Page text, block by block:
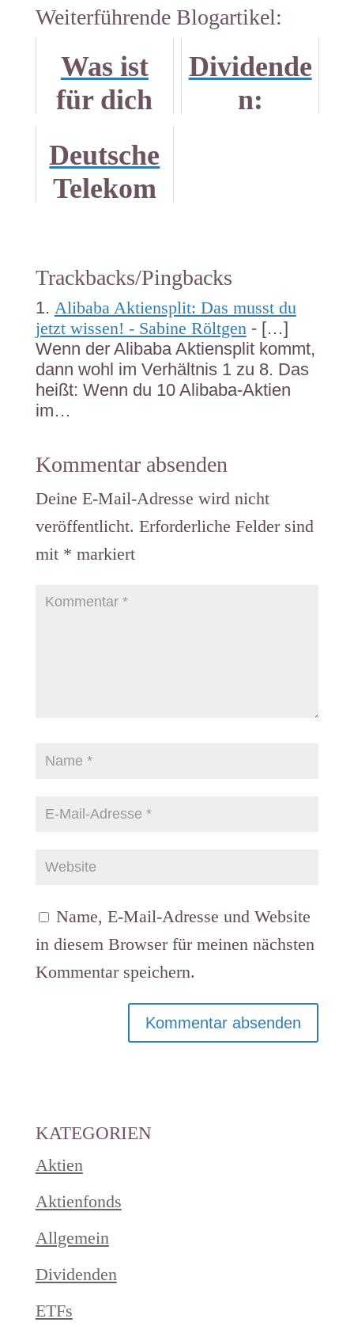
Weiterführende Blogartikel:
Was ist
für dich
Blogpara
de
Dividende
n:
Deutsche
Telekom
Not?
Trackbacks/Pingbacks
Alibaba Aktiensplit: Das musst du
jetzt wissen! - Sabine Röltgen- […]
Wenn der Alibaba Aktiensplit kommt,
dann wohl im Verhältnis 1 zu 8. Das
heißt: Wenn du 10 Alibaba-Aktien
im…
Kommentar absenden
Deine E-Mail-Adresse wird nicht
veröffentlicht. Erforderliche Felder sind
mit * markiert
Name, E-Mail-Adresse und Website
in diesem Browser für meinen nächsten
Kommentar speichern.
KATEGORIEN
Aktien
Aktienfonds
Allgemein
Dividenden
ETFs